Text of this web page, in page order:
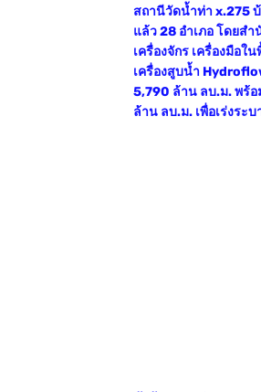
สถานีวัดน้ำท่า x.275
แล้ว 28 อำเภอ โดยส
เครื่องจักร เครื่องมือ
เครื่องสูบน้ำ
5,790 ล้าน ลบ.ม. พร้อ
ล้าน ลบ.ม. เพื่อเร่งร